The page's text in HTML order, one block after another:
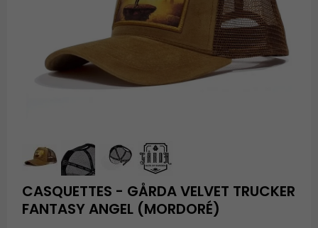
CASQUETTES - GÅRDA VELVET TRUCKER
FANTASY ANGEL (MORDORÉ)